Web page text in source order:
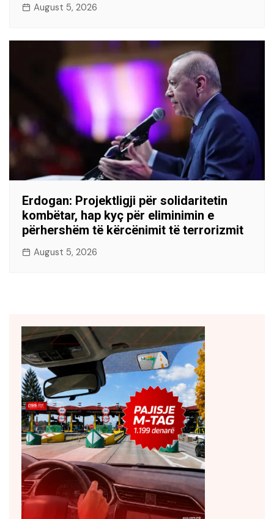
August 5, 2026
Erdogan: Projektligji për solidaritetin
kombëtar, hap kyç për eliminimin e
përhershëm të kërcënimit të terrorizmit
August 5, 2026